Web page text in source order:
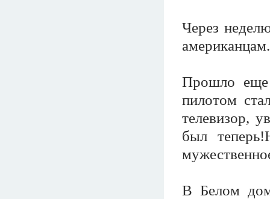
Через
американцам.
Прошло еще
пилотом
телевизор,
был
В Белом